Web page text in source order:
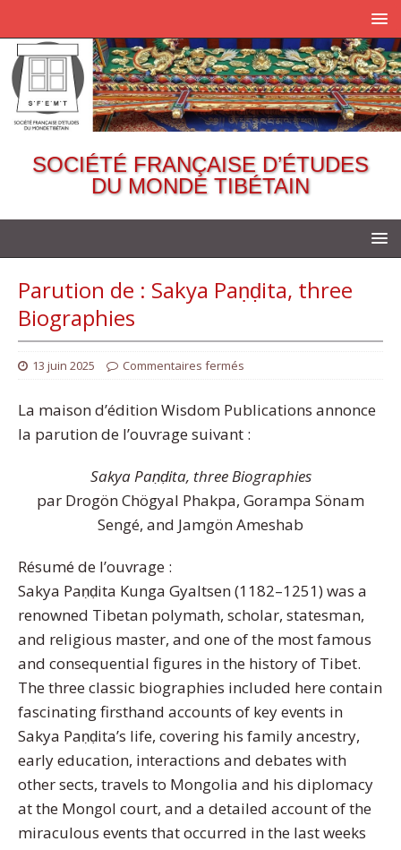
SOCIÉTÉ FRANÇAISE D’ÉTUDES
DU MONDE TIBÉTAIN
Parution de : Sakya Paṇḍita, three
Biographies
13 juin 2025 Commentaires fermés
La maison d’édition Wisdom Publications annonce
la parution de l’ouvrage suivant :
Sakya Paṇḍita, three Biographies
par Drogön Chögyal Phakpa, Gorampa Sönam
Sengé, and Jamgön Ameshab
Résumé de l’ouvrage :
Sakya Paṇḍita Kunga Gyaltsen (1182–1251) was a
renowned Tibetan polymath, scholar, statesman,
and religious master, and one of the most famous
and consequential figures in the history of Tibet.
The three classic biographies included here contain
fascinating firsthand accounts of key events in
Sakya Paṇḍita’s life, covering his family ancestry,
early education, interactions and debates with
other sects, travels to Mongolia and his diplomacy
at the Mongol court, and a detailed account of the
miraculous events that occurred in the last weeks